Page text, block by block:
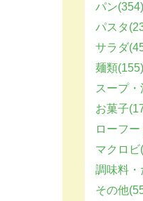
パン(354)
パスタ
サラダ
麺類(155)
スープ
お菓子
ローフ
マクロビ
調味料・
その他